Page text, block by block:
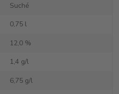
Suché
0,75 l
12,0 %
1,4 g/l
6,75 g/l